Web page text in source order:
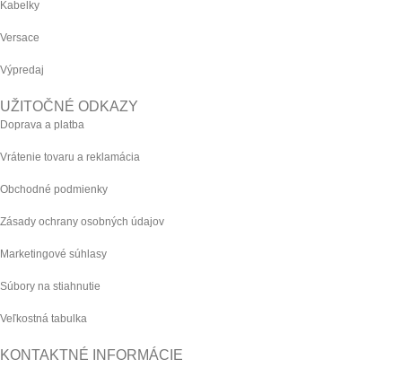
Kabelky
Versace
Výpredaj
UŽITOČNÉ ODKAZY
Doprava a platba
Vrátenie tovaru a reklamácia
Obchodné podmienky
Zásady ochrany osobných údajov
Marketingové súhlasy
Súbory na stiahnutie
Veľkostná tabulka
KONTAKTNÉ INFORMÁCIE